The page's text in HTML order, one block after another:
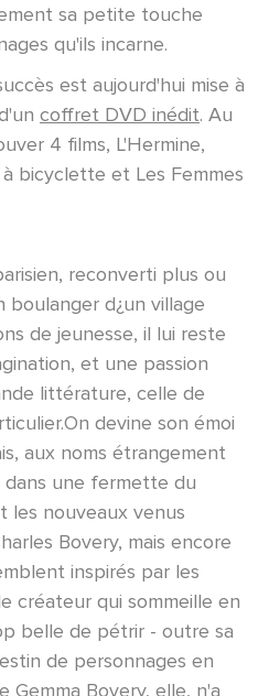
sa petite touche
qu'ils incarne.
est aujourd'hui mise à
coffret DVD inédit. Au
4 films, L'Hermine,
bicyclette et Les Femmes
reconverti plus ou
boulanger d¿un village
de jeunesse, il lui reste
et une passion
littérature, celle de
devine son émoi
aux noms étrangement
dans une fermette du
les nouveaux venus
Bovery, mais encore
inspirés par les
créateur qui sommeille en
belle de pétrir - outre sa
de personnages en
Gemma Bovery, elle, n'a